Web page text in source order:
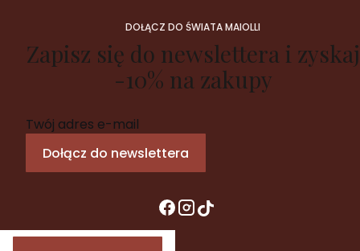
DOŁĄCZ DO ŚWIATA MAIOLLI
Zapisz się do newslettera i zyskaj
-10% na zakupy
Twój adres e-mail
Dołącz do newslettera